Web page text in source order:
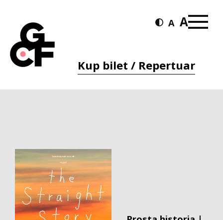
Kup bilet / Repertuar